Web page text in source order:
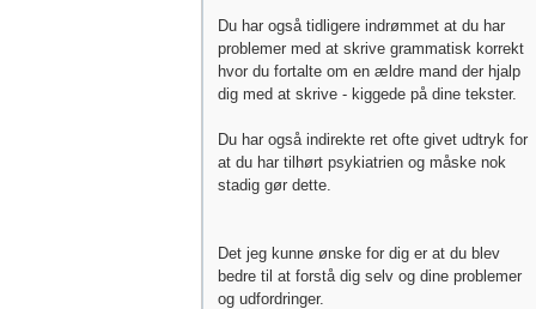
Du har også tidligere indrømmet at du har
problemer med at skrive grammatisk korrekt
hvor du fortalte om en ældre mand der hjalp
dig med at skrive - kiggede på dine tekster.
Du har også indirekte ret ofte givet udtryk for
at du har tilhørt psykiatrien og måske nok
stadig gør dette.
Det jeg kunne ønske for dig er at du blev
bedre til at forstå dig selv og dine problemer
og udfordringer.